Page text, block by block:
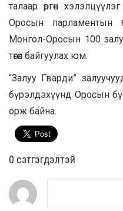
талаар өргөн
Оросын парламентын
Монгол-Оросын 100
төгөл байгуулах юм.
“Залуу Гварди”
бүрэлдэхүүнд Оросын
орж байна.
0 cэтгэгдэлтэй